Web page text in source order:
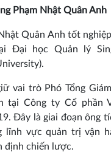
Phạm Nhật Quân Anh
Quân Anh tốt
Đại học Quản lý
vai trò Phó Tổng
tại Công ty Cổ phần
Đây là giai đoạn ông
lĩnh vực quản trị vận
định chiến lược.